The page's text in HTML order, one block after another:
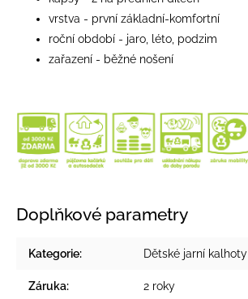
vrstva - první základní-komfortní
roční období - jaro, léto, podzim
zařazení - běžné nošení
Doplňkové parametry
Kategorie: Dětské jarní kalhoty
Záruka: 2 roky